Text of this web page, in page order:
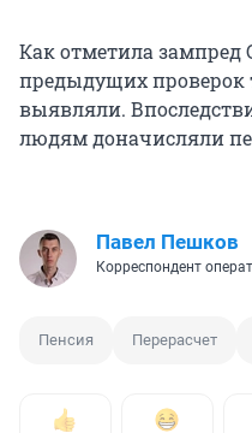
Как отметила зампред
предыдущих проверок
выявляли.
людям доначисляли
Павел Пешков
Корреспондент
Пенсия Перерасчет